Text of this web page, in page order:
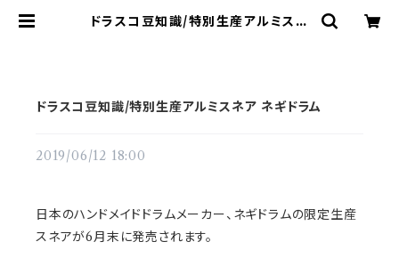
ドラスコ豆知識/特別生産アルミスネ
ドラスコ豆知識/特別生産アルミスネア ネギドラム
2019/06/12 18:00
日本のハンドメイドドラムメーカー、ネギドラムの限定生産
スネアが6月末に発売されます。